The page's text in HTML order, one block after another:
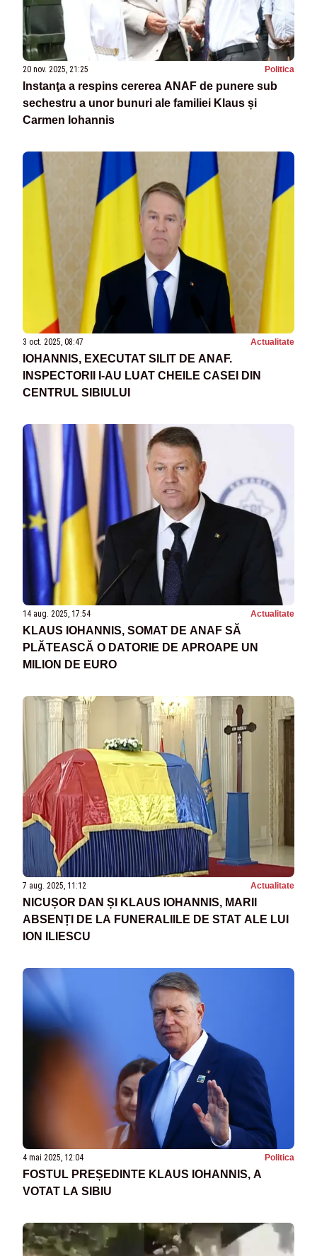
20 nov. 2025, 21:25 Politica
Instanţa a respins cererea ANAF de punere sub
sechestru a unor bunuri ale familiei Klaus și
Carmen Iohannis
3 oct. 2025, 08:47 Actualitate
IOHANNIS, EXECUTAT SILIT DE ANAF.
INSPECTORII I-AU LUAT CHEILE CASEI DIN
CENTRUL SIBIULUI
14 aug. 2025, 17:54 Actualitate
KLAUS IOHANNIS, SOMAT DE ANAF SĂ
PLĂTEASCĂ O DATORIE DE APROAPE UN
MILION DE EURO
7 aug. 2025, 11:12 Actualitate
NICUȘOR DAN ȘI KLAUS IOHANNIS, MARII
ABSENȚI DE LA FUNERALIILE DE STAT ALE LUI
ION ILIESCU
4 mai 2025, 12:04 Politica
FOSTUL PREȘEDINTE KLAUS IOHANNIS, A
VOTAT LA SIBIU